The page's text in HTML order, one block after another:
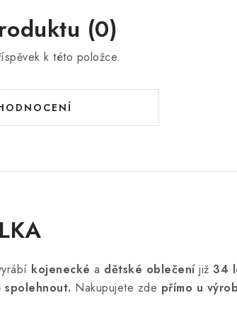
(0)
k této položce.
kojenecké a dětské oblečeníjiž 34
spolehnout. Nakupujete zde přímo u